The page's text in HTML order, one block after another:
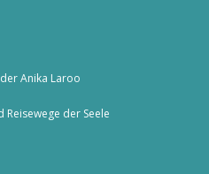
Anika Laroo
der Seele